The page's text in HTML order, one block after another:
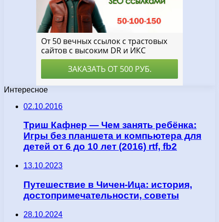
Интересное
02.10.2016
Триш Кафнер — Чем занять ребёнка:
Игры без планшета и компьютера для
детей от 6 до 10 лет (2016) rtf, fb2
13.10.2023
Путешествие в Чичен-Ица: история,
достопримечательности, советы
28.10.2024